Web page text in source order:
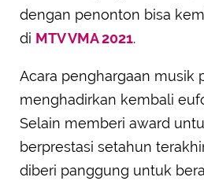
dengan penonton bisa
di MTV VMA 2021.
Acara penghargaan musik
menghadirkan kembali
Selain memberi award
berprestasi setahun
diberi panggung untuk